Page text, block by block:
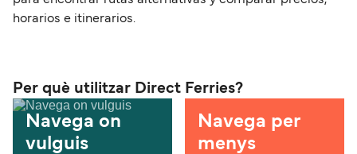
horarios e itinerarios.
Per què utilitzar Direct Ferries?
Navega on
vulguis
Navega per
menys